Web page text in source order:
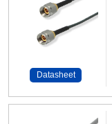
Datasheet